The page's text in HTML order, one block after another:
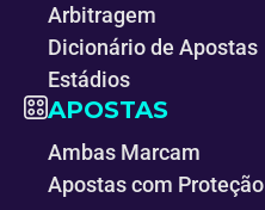
Arbitragem
Dicionário de Apostas
Estádios
APOSTAS
Ambas Marcam
Apostas com Proteção